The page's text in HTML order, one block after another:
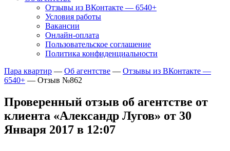
Отзывы из ВКонтакте — 6540+
Условия работы
Вакансии
Онлайн-оплата
Пользовательское соглашение
Политика конфиденциальности
Пара квартир — Об агентстве — Отзывы из ВКонтакте —
6540+ — Отзыв №862
Проверенный отзыв об агентстве от
клиента «Александр Лугов» от 30
Января 2017 в 12:07